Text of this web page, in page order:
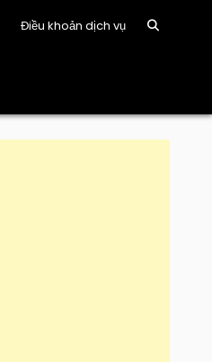
Điều khoản dịch vụ